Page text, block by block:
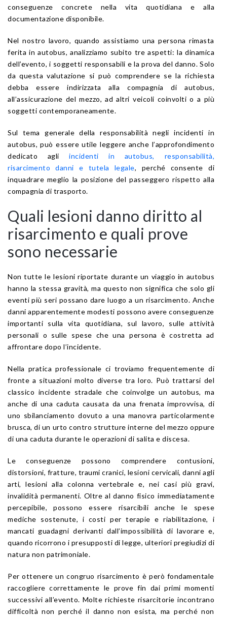
conseguenze concrete nella vita quotidiana e alla
documentazione disponibile.
Nel nostro lavoro, quando assistiamo una persona rimasta
ferita in autobus, analizziamo subito tre aspetti: la dinamica
dell’evento, i soggetti responsabili e la prova del danno. Solo
da questa valutazione si può comprendere se la richiesta
debba essere indirizzata alla compagnia di autobus,
all’assicurazione del mezzo, ad altri veicoli coinvolti o a più
soggetti contemporaneamente.
Sul tema generale della responsabilità negli incidenti in
autobus, può essere utile leggere anche l’approfondimento
dedicato agliincidenti in autobus, responsabilità,
risarcimento danni e tutela legale, perché consente di
inquadrare meglio la posizione del passeggero rispetto alla
compagnia di trasporto.
Quali lesioni danno diritto al
risarcimento e quali prove
sono necessarie
Non tutte le lesioni riportate durante un viaggio in autobus
hanno la stessa gravità, ma questo non significa che solo gli
eventi più seri possano dare luogo a un risarcimento. Anche
danni apparentemente modesti possono avere conseguenze
importanti sulla vita quotidiana, sul lavoro, sulle attività
personali o sulle spese che una persona è costretta ad
affrontare dopo l’incidente.
Nella pratica professionale ci troviamo frequentemente di
fronte a situazioni molto diverse tra loro. Può trattarsi del
classico incidente stradale che coinvolge un autobus, ma
anche di una caduta causata da una frenata improvvisa, di
uno sbilanciamento dovuto a una manovra particolarmente
brusca, di un urto contro strutture interne del mezzo oppure
di una caduta durante le operazioni di salita e discesa.
Le conseguenze possono comprendere contusioni,
distorsioni, fratture, traumi cranici, lesioni cervicali, danni agli
arti, lesioni alla colonna vertebrale e, nei casi più gravi,
invalidità permanenti. Oltre al danno fisico immediatamente
percepibile, possono essere risarcibili anche le spese
mediche sostenute, i costi per terapie e riabilitazione, i
mancati guadagni derivanti dall’impossibilità di lavorare e,
quando ricorrono i presupposti di legge, ulteriori pregiudizi di
natura non patrimoniale.
Per ottenere un congruo risarcimento è però fondamentale
raccogliere correttamente le prove fin dai primi momenti
successivi all’evento. Molte richieste risarcitorie incontrano
difficoltà non perché il danno non esista, ma perché non